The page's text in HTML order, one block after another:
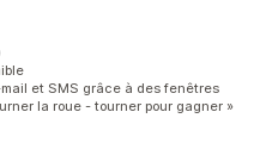
et SMS grâce à des fenêtres
la roue - tourner pour gagner »